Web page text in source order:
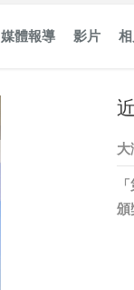
媒體報導 影片
頒